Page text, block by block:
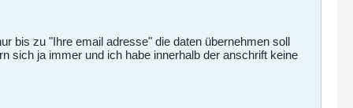
bis zu "Ihre email adresse" die daten übernehmen soll
sich ja immer und ich habe innerhalb der anschrift keine